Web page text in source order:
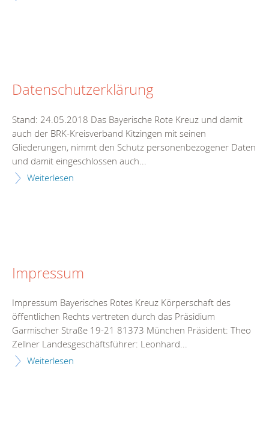
Datenschutzerklärung
Stand: 24.05.2018 Das Bayerische Rote Kreuz und damit
auch der BRK-Kreisverband Kitzingen mit seinen
Gliederungen, nimmt den Schutz personenbezogener Daten
und damit eingeschlossen auch...
Weiterlesen
Impressum
Impressum Bayerisches Rotes Kreuz Körperschaft des
öffentlichen Rechts vertreten durch das Präsidium
Garmischer Straße 19-21 81373 München Präsident: Theo
Zellner Landesgeschäftsführer: Leonhard...
Weiterlesen